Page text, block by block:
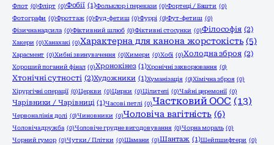
Флот (0)Флірт (0)Фобії (1)Фольклор і перекази (0)Фортеці / Башти (0)
Фотографи (0)Фроттаж (0)Фуд-фетиш (0)Фуррі (0)Фут-фетиш (0)
Фізична надсила (0)Фіктивний шлюб (0)Фіктивні стосунки (0)Філософія (2)
Хакери (0)Ханахакі (0)Характерна для канона жорстокість (5)
Харасмент (0)Хибні звинувачення (0)Химери (0)Хобі (0)Холодна зброя (2)
Хороший поганий фінал (0)Хронокінез (1)Хронічні захворювання (0)
Хтонічні сутності (2)Художники (1)Хуманізація (0)Хімічна зброя (0)
Хірургічні операції (0)Церкви (0)Цирки (0)Цілителі (0)Чайні церемонії (0)
Чарівники / Чарівниці (1)Часові петлі (0)Частковий ООС (13)
Червона лінія долі (0)Чиновники (0)Чоловіча вагітність (6)
Чоловіча дружба (0)Чоловіче грудне вигодовування (0)Чорна мораль (0)
Чорний гумор (0)Чутки / Плітки (0)Шамани (0)Шантаж (1)Шейпшифтери (0)